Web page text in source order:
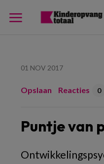
01 NOV 2017
Opslaan Reacties 0
Puntje van